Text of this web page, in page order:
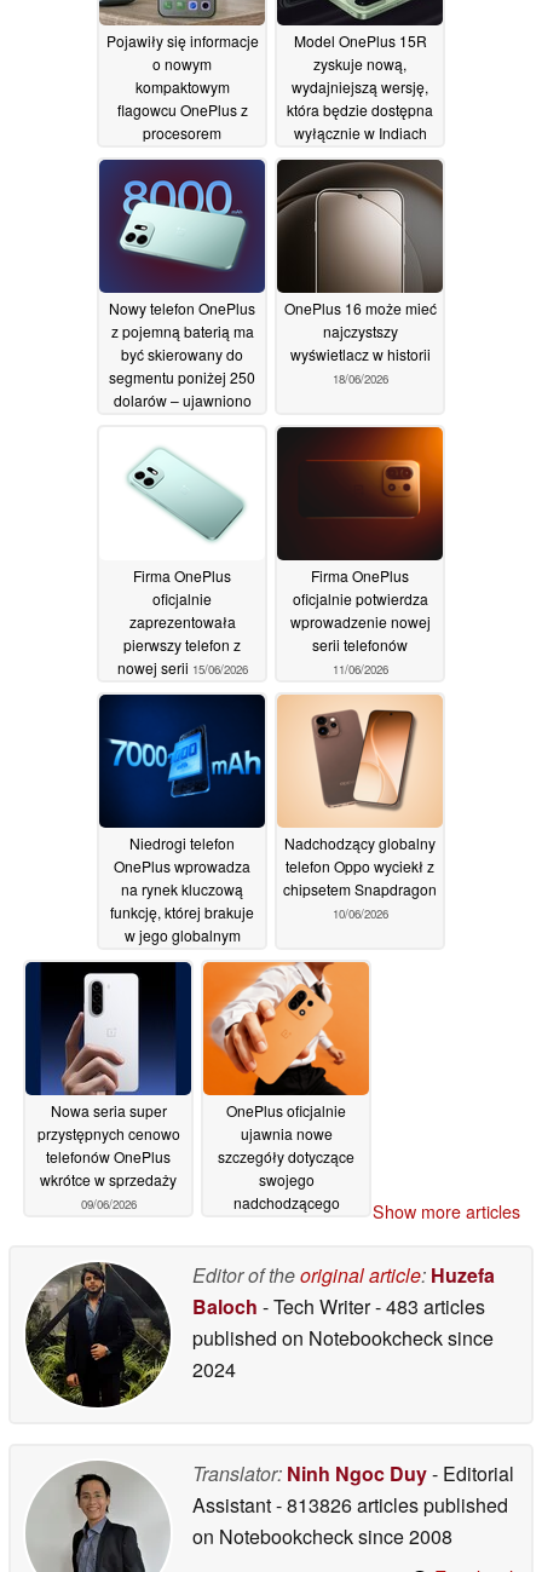
Pojawiły się informacje
o nowym
kompaktowym
flagowcu OnePlus z
procesorem
Snapdragon 8 Elite
Gen 6 i ekranem o
przekątnej 6,3 cala
22/06/2026
Model OnePlus 15R
zyskuje nową,
wydajniejszą wersję,
która będzie dostępna
wyłącznie w Indiach
18/06/2026
Nowy telefon OnePlus
z pojemną baterią ma
być skierowany do
segmentu poniżej 250
dolarów – ujawniono
chipsetu
OnePlus 16 może mieć
najczystszy
wyświetlacz w historii
18/06/2026
Firma OnePlus
oficjalnie
zaprezentowała
pierwszy telefon z
nowej serii 15/06/2026
Firma OnePlus
oficjalnie potwierdza
wprowadzenie nowej
serii telefonów
11/06/2026
Niedrogi telefon
OnePlus wprowadza
na rynek kluczową
funkcję, której brakuje
w jego globalnym
bliźniaku10/06/2026
Nadchodzący globalny
telefon Oppo wyciekł z
chipsetem Snapdragon
10/06/2026
Nowa seria super
przystępnych cenowo
telefonów OnePlus
wkrótce w sprzedaży
09/06/2026
OnePlus oficjalnie
ujawnia nowe
szczegóły dotyczące
swojego
nadchodzącego
Show more articles
Editor of theoriginal article: Huzefa
Baloch - Tech Writer- 483 articles
published on Notebookchecksince
2024
Translator: Ninh Ngoc Duy- Editorial
Assistant- 813826 articles published
on Notebookchecksince 2008